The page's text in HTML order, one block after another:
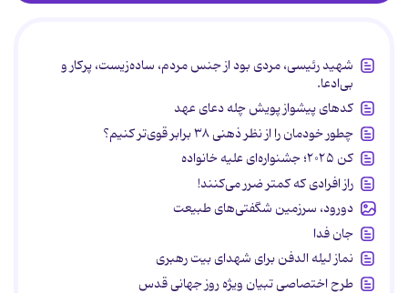
شهید رئیسی، مردی بود از جنس مردم، ساده‌زیست، پرکار و
بی‌ادعا.
کدهای پیشواز پویش چله دعای عهد
چطور خودمان را از نظر ذهنی ۳۸ برابر قوی‌تر کنیم؟
کن ۲۰۲۵؛ جشنواره‌ای علیه خانواده
راز افرادی که کمتر ضرر می‌کنند!
دورود، سرزمین شگفتی‌های طبیعت
جان فدا
نماز لیله الدفن برای شهدای بیت رهبری
طرح اختصاصی تبیان ویژه روز جهانی قدس